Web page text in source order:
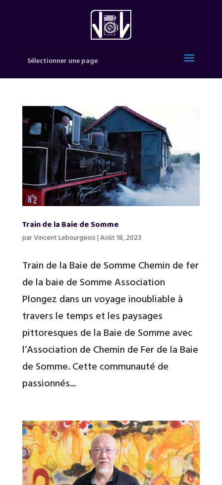
Sélectionner une page
Train de la Baie de Somme
parVincent Lebourgeois|Août 18, 2023
Train de la Baie de Somme Chemin de fer
de la baie de Somme Association
Plongez dans un voyage inoubliable à
travers le temps et les paysages
pittoresques de la Baie de Somme avec
l’Association de Chemin de Fer de la Baie
de Somme. Cette communauté de
passionnés...